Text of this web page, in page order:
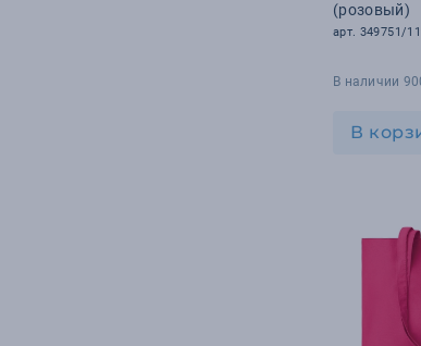
(розовый)
арт. 349751/
В наличии
В